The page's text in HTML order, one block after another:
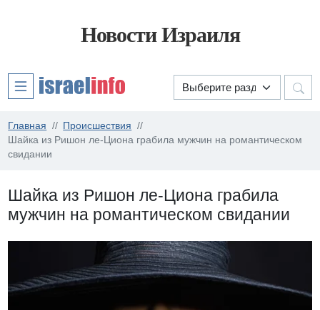
Новости Израиля
Главная
Происшествия
Шайка из Ришон ле-Циона грабила мужчин на романтическом
свидании
Шайка из Ришон ле-Циона грабила
мужчин на романтическом свидании